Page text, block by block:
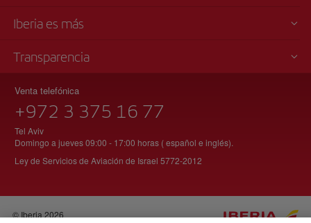
Iberia es más
Transparencia
Venta telefónica
+972 3 375 16 77
Tel Aviv
Domingo a jueves 09:00 - 17:00 horas ( español e inglés).
Ley de Servicios de Aviación de Israel 5772-2012
© Iberia 2026